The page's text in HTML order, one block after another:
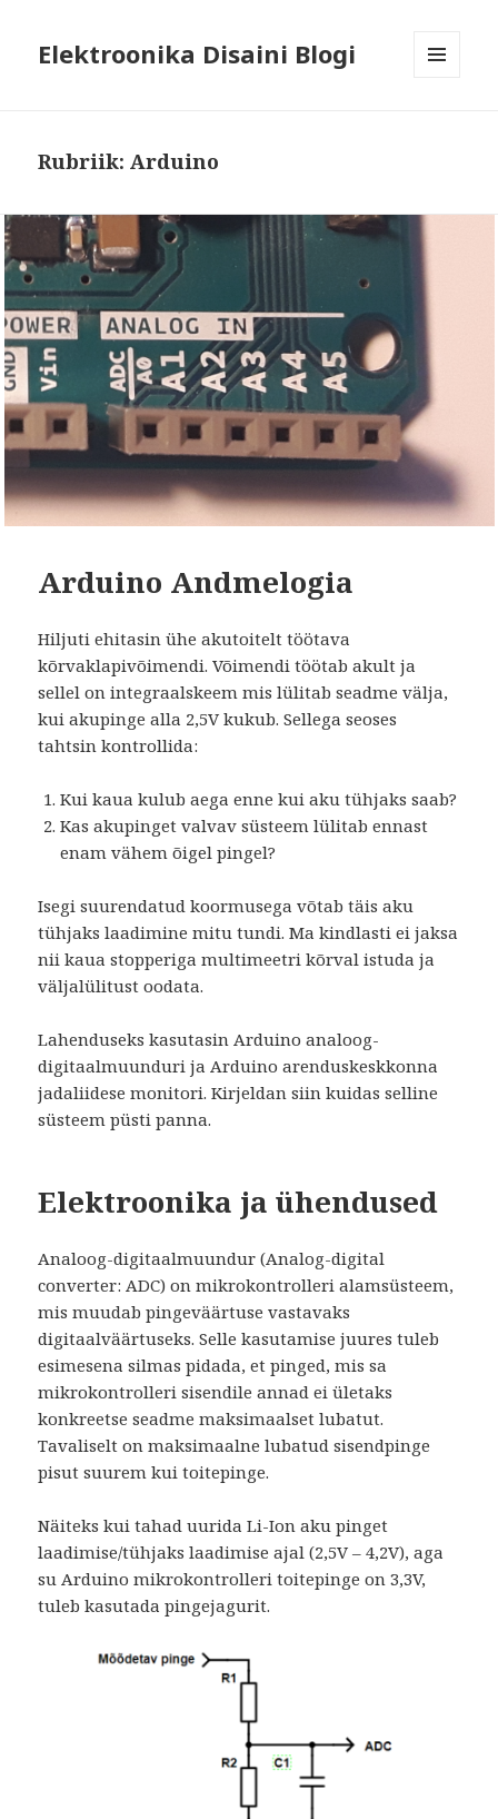
Elektroonika Disaini Blogi
Rubriik:Arduino
Arduino Andmelogia
Hiljuti ehitasin ühe akutoitelt töötava
kõrvaklapivõimendi. Võimendi töötab akult ja
sellel on integraalskeem mis lülitab seadme välja,
kui akupinge alla 2,5V kukub. Sellega seoses
tahtsin kontrollida:
Kui kaua kulub aega enne kui aku tühjaks saab?
Kas akupinget valvavsüsteem lülitab ennast
enam vähem õigel pingel?
Isegi suurendatud koormusega võtab täis aku
tühjaks laadimine mitu tundi. Ma kindlasti ei jaksa
nii kaua stopperiga multimeetri kõrval istuda ja
väljalülitust oodata.
Lahenduseks kasutasin Arduino analoog-
digitaalmuunduri ja Arduino arenduskeskkonna
jadaliidese monitori. Kirjeldan siin kuidas selline
süsteem püsti panna.
Elektroonika ja ühendused
Analoog-digitaalmuundur (Analog-digital
converter: ADC) on mikrokontrolleri alamsüsteem,
mis muudab pingeväärtuse vastavaks
digitaalväärtuseks. Selle kasutamise juures tuleb
esimesena silmas pidada, et pinged, mis sa
mikrokontrolleri sisendile annad ei ületaks
konkreetse seadme maksimaalset lubatut.
Tavaliselt on maksimaalne lubatud sisendpinge
pisut suurem kui toitepinge.
Näiteks kui tahad uurida Li-Ion aku pinget
laadimise/tühjaks laadimise ajal (2,5V – 4,2V), aga
su Arduino mikrokontrolleri toitepinge on 3,3V,
tuleb kasutada pingejagurit.